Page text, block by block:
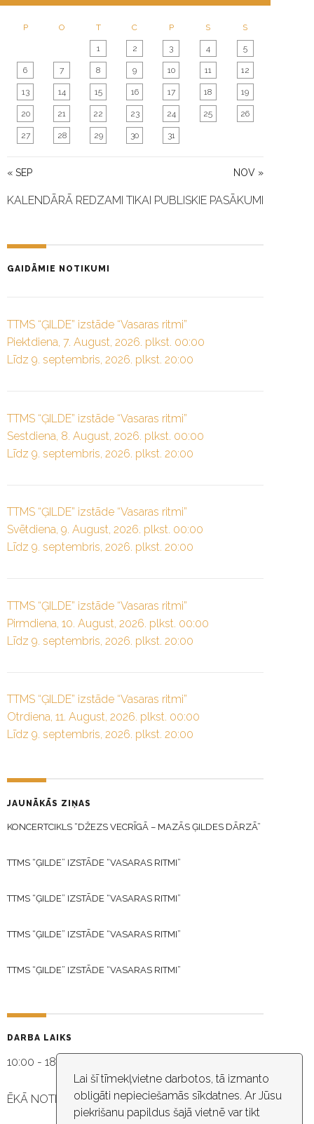
Lai šī tīmekļvietne darbotos, tā izmanto
obligāti nepieciešamās sīkdatnes. Ar Jūsu
piekrišanu papildus šajā vietnē var tikt
O
NP O T C P S S
« SEP NOV »
1 2 3 4 5
6 7 8 9 10 11 12
13 14 15 16 17 18 19
20 21 22 23 24 25 26
27 28 29 30 31
KALENDĀRĀ REDZAMI TIKAI PUBLISKIE PASĀKUMI
GAIDĀMIE NOTIKUMI
TTMS “ĢILDE” izstāde “Vasaras ritmi”
Piektdiena, 7. August, 2026. plkst. 00:00
Līdz 9. septembris, 2026. plkst. 20:00
TTMS “ĢILDE” izstāde “Vasaras ritmi”
Sestdiena, 8. August, 2026. plkst. 00:00
Līdz 9. septembris, 2026. plkst. 20:00
TTMS “ĢILDE” izstāde “Vasaras ritmi”
Svētdiena, 9. August, 2026. plkst. 00:00
Līdz 9. septembris, 2026. plkst. 20:00
TTMS “ĢILDE” izstāde “Vasaras ritmi”
Pirmdiena, 10. August, 2026. plkst. 00:00
Līdz 9. septembris, 2026. plkst. 20:00
TTMS “ĢILDE” izstāde “Vasaras ritmi”
Otrdiena, 11. August, 2026. plkst. 00:00
Līdz 9. septembris, 2026. plkst. 20:00
JAUNĀKĀS ZIŅAS
KONCERTCIKLS “DŽEZS VECRĪGĀ – MAZĀS ĢILDES DĀRZĀ”
TTMS “ĢILDE” IZSTĀDE “VASARAS RITMI”
TTMS “ĢILDE” IZSTĀDE “VASARAS RITMI”
TTMS “ĢILDE” IZSTĀDE “VASARAS RITMI”
TTMS “ĢILDE” IZSTĀDE “VASARAS RITMI”
DARBA LAIKS
10:00 - 18:30
ĒKĀ NOTIEK VIDEO NOVĒROŠANA